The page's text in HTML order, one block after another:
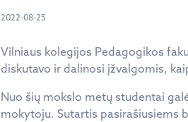
2022-08-25
Vilniaus kolegijos Pedagogikos
diskutavo ir dalinosi įžvalgomis,
Nuo šių mokslo metų studentai
mokytoju. Sutartis pasirašiusiems